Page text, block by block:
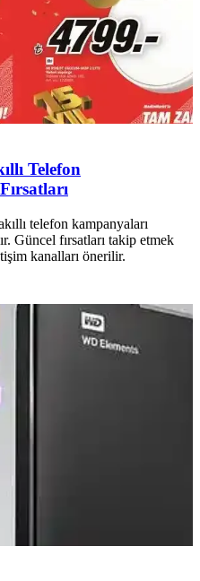
Telefon
telefon kampanyaları
Güncel fırsatları takip etmek
kanalları önerilir.